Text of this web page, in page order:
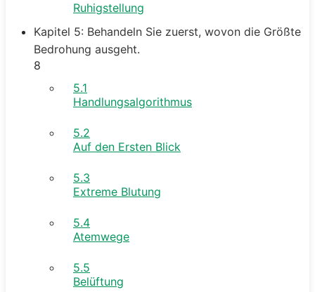
Ruhigstellung
Kapitel 5: Behandeln Sie zuerst, wovon die Größte
Bedrohung ausgeht.
8
5.1
Handlungsalgorithmus
5.2
Auf den Ersten Blick
5.3
Extreme Blutung
5.4
Atemwege
5.5
Belüftung